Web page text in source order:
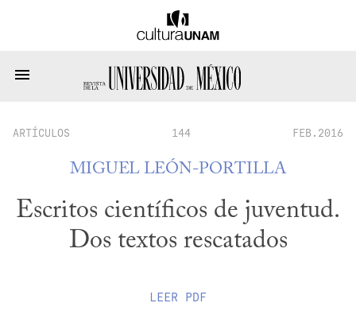
ARTÍCULOS 144 FEB.2016
MIGUEL LEÓN-PORTILLA
Escritos científicos de juventud.
Dos textos rescatados
LEER PDF